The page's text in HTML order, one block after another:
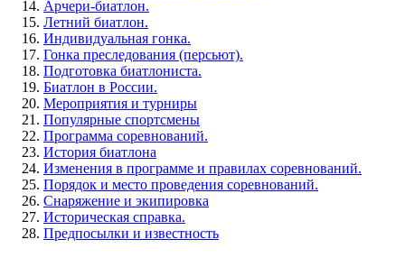
Арчери-биатлон.
Летний биатлон.
Индивидуальная гонка.
Гонка преследования (персьют).
Подготовка биатлониста.
Биатлон в России.
Мероприятия и турниры
Популярные спортсмены
Программа соревнований.
История биатлона
Изменения в программе и правилах соревнований.
Порядок и место проведения соревнований.
Снаряжение и экипировка
Историческая справка.
Предпосылки и известность